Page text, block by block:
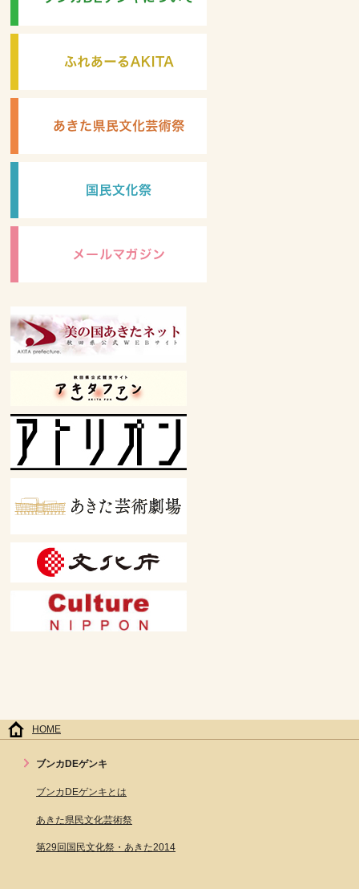
HOME
ブンカDEゲンキ
ブンカDEゲンキとは
あきた県民文化芸術祭
第29回国民文化祭・あきた2014